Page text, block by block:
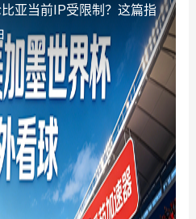
亚当前IP受限制？这篇指